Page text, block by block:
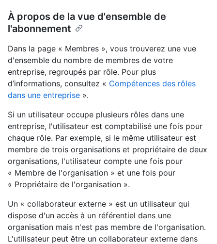
À propos de la vue d'ensemble de
l'abonnement
Dans la page « Membres », vous trouverez une vue
d'ensemble du nombre de membres de votre
entreprise, regroupés par rôle. Pour plus
d’informations, consultez « Compétences des rôles
dans une entreprise ».
Si un utilisateur occupe plusieurs rôles dans une
entreprise, l'utilisateur est comptabilisé une fois pour
chaque rôle. Par exemple, si le même utilisateur est
membre de trois organisations et propriétaire de deux
organisations, l'utilisateur compte une fois pour
« Membre de l'organisation » et une fois pour
« Propriétaire de l'organisation ».
Un « collaborateur externe » est un utilisateur qui
dispose d'un accès à un référentiel dans une
organisation mais n'est pas membre de l'organisation.
L'utilisateur peut être un collaborateur externe dans